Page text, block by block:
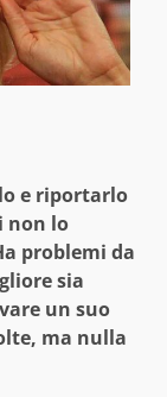
e riportarlo
non lo
problemi da
sia
un suo
ma nulla